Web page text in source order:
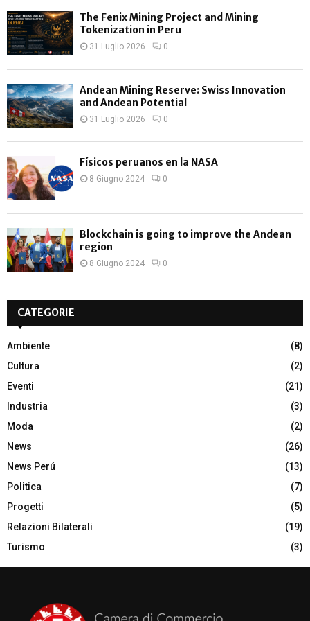
The Fenix Mining Project and Mining
Tokenization in Peru
31 Luglio 2026 0
Andean Mining Reserve: Swiss Innovation
and Andean Potential
31 Luglio 2026 0
Físicos peruanos en la NASA
8 Giugno 2024 0
Blockchain is going to improve the Andean
region
8 Giugno 2024 0
CATEGORIE
Ambiente
(8)
Cultura
(2)
Eventi
(21)
Industria
(3)
Moda
(2)
News
(26)
News Perú
(13)
Politica
(7)
Progetti
(5)
Relazioni Bilaterali
(19)
Turismo
(3)